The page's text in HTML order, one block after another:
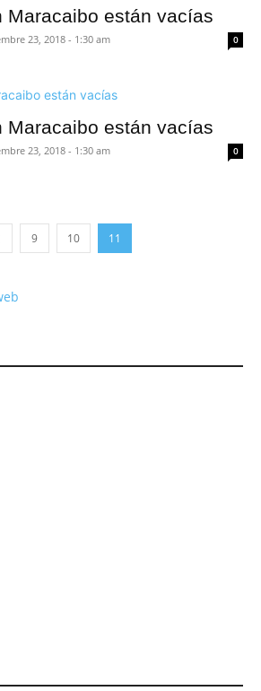
Maracaibo están vacías
23, 2018 - 1:30 am 0
Maracaibo están vacías
23, 2018 - 1:30 am 0
9 10 11